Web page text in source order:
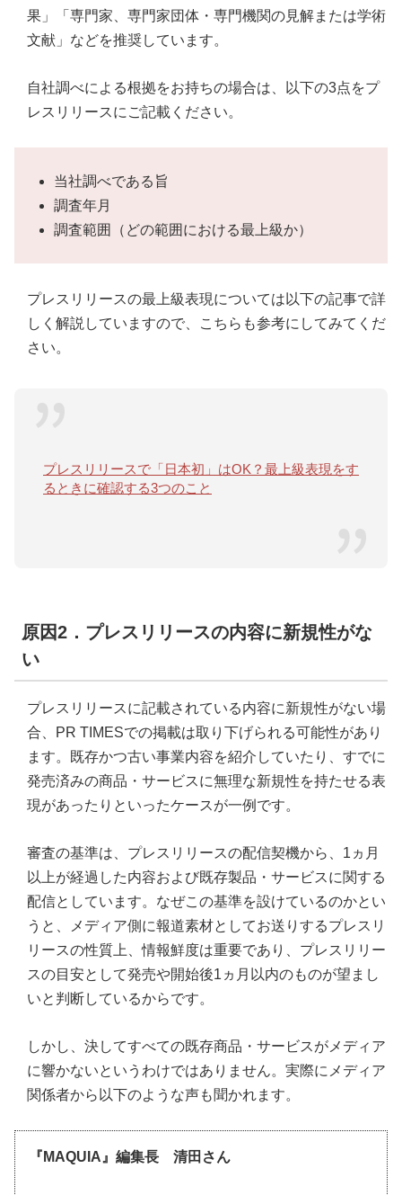
果」「専門家、専門家団体・専門機関の見解または学術
文献」などを推奨しています。
自社調べによる根拠をお持ちの場合は、以下の3点をプ
レスリリースにご記載ください。
当社調べである旨
調査年月
調査範囲（どの範囲における最上級か）
プレスリリースの最上級表現については以下の記事で詳
しく解説していますので、こちらも参考にしてみてくだ
さい。
プレスリリースで「日本初」はOK？最上級表現をす
るときに確認する3つのこと
原因2．プレスリリースの内容に新規性がな
い
プレスリリースに記載されている内容に新規性がない場
合、PR TIMESでの掲載は取り下げられる可能性があり
ます。既存かつ古い事業内容を紹介していたり、すでに
発売済みの商品・サービスに無理な新規性を持たせる表
現があったりといったケースが一例です。
審査の基準は、プレスリリースの配信契機から、1ヵ月
以上が経過した内容および既存製品・サービスに関する
配信としています。なぜこの基準を設けているのかとい
うと、メディア側に報道素材としてお送りするプレスリ
リースの性質上、情報鮮度は重要であり、プレスリリー
スの目安として発売や開始後1ヵ月以内のものが望まし
いと判断しているからです。
しかし、決してすべての既存商品・サービスがメディア
に響かないというわけではありません。実際にメディア
関係者から以下のような声も聞かれます。
『MAQUIA』編集長 清田さん